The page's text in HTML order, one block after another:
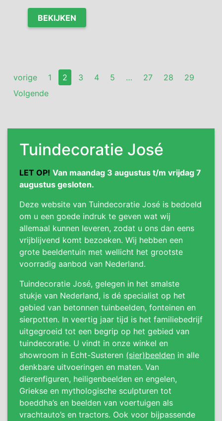
BEKIJKEN
vorige 1 2 3 4 5 … 27 28
29
Volgende
Tuindecoratie José
LET OP! Van maandag 3 augustus t/m vrijdag 7
augustus gesloten.
Deze website van Tuindecoratie José is bedoeld
om u een goede indruk te geven wat wij
allemaal kunnen leveren, zodat u ons dan eens
vrijblijvend komt bezoeken. Wij hebben een
grote beeldentuin met wellicht het grootste
voorradig aanbod van Nederland.
Tuindecoratie José, gelegen in het smalste
stukje van Nederland, is dé specialist op het
gebied van betonnen tuinbeelden, fonteinen en
sierpotten. In veertig jaar tijd is het familiebedrijf
uitgegroeid tot een begrip op het gebied van
tuindecoratie. U vindt in onze winkel en
showroom in Echt-Susteren (sier)beelden in alle
denkbare uitvoeringen en maten. Van
dierenfiguren, heiligenbeelden en engelen,
Griekse en mythologische sculpturen tot
boeddha’s en beelden van voertuigen als
vrachtauto’s en tractors. Ook voor bijpassende